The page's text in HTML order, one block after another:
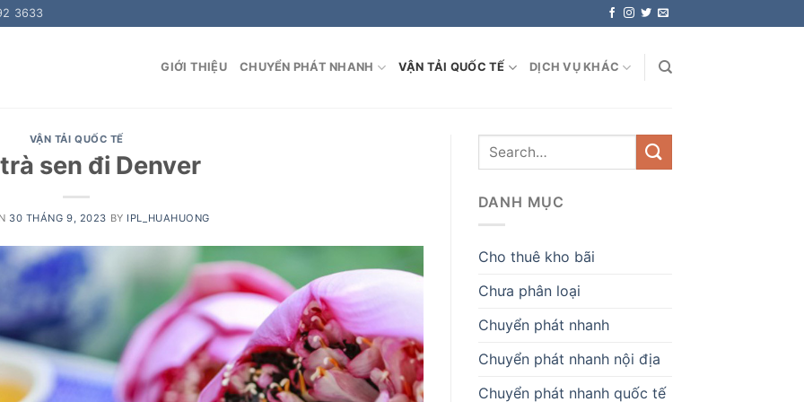
3633
GIỚI THIỆU CHUYỂN PHÁT NHANH VẬN TẢI QUỐC TẾ DỊCH VỤ KHÁC
VẬN TẢI QUỐC TẾ
sen đi Denver
30 THÁNG 9, 2023 BY IPL_HUAHUONG
DANH MỤC
Cho thuê kho bãi
Chưa phân loại
Chuyển phát nhanh
Chuyển phát nhanh nội địa
Chuyển phát nhanh quốc tế